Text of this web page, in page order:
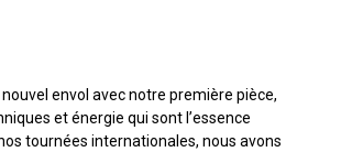
envol avec notre première pièce,
et énergie qui sont l’essence
tournées internationales, nous avons